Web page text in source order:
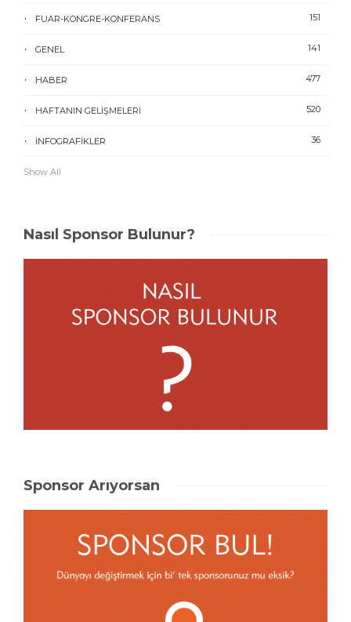
FUAR-KONGRE-KONFERANS 151
GENEL 141
HABER 477
HAFTANIN GELIŞMELERI 520
İNFOGRAFIKLER 36
Show All
Nasıl Sponsor Bulunur?
Sponsor Arıyorsan